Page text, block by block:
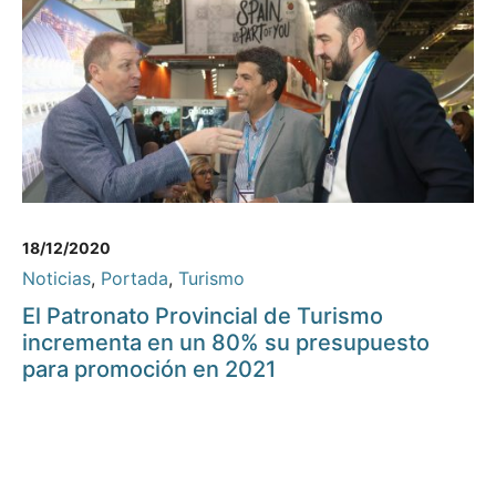
18/12/2020
Noticias, Portada, Turismo
El Patronato Provincial de Turismo
incrementa en un 80% su presupuesto
para promoción en 2021